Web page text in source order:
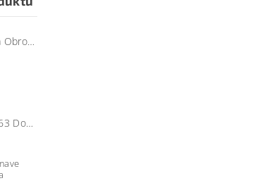
Jurský svět: Nadvláda Obrovský útočící SINOTYRANNUS
LEGO® Friends 42663 Dobrodružství s karavanem přátelství